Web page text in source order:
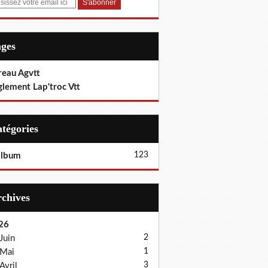
Agvtt
Lap'troc Vtt
123
Juin
2
Mai 1
Avril 3